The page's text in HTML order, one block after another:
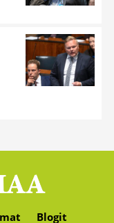
Blogit